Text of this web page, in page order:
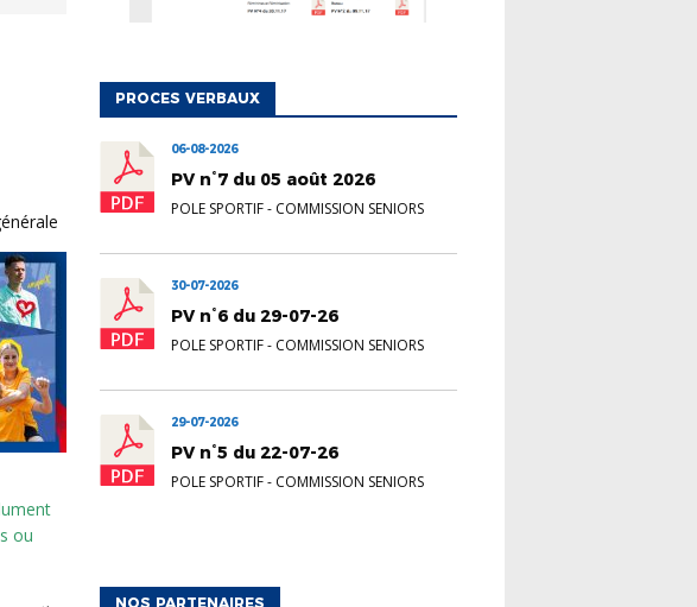
ou
PROCES VERBAUX
06-08-2026
PV n°7 du 05 août 2026
POLE SPORTIF- COMMISSION SENIORS
30-07-2026
PV n°6 du 29-07-26
POLE SPORTIF- COMMISSION SENIORS
29-07-2026
PV n°5 du 22-07-26
POLE SPORTIF- COMMISSION SENIORS
NOS PARTENAIRES